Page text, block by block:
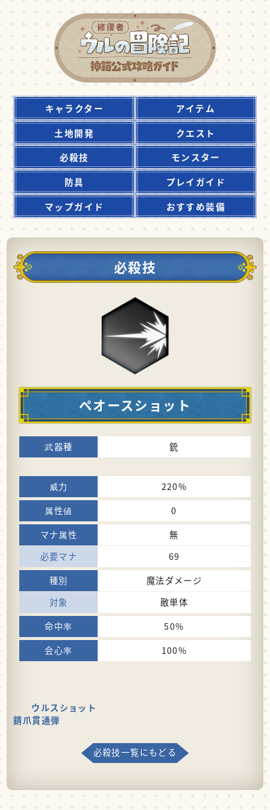
キャラクター
アイテム
土地開発
クエスト
必殺技
モンスター
防具
プレイガイド
マップガイド
おすすめ装備
必殺技
ペオースショット
銃
220%
0
無
69
魔法ダメージ
敵単体
50%
100%
ウルスショット
錆爪貫通弾
必殺技一覧にもどる